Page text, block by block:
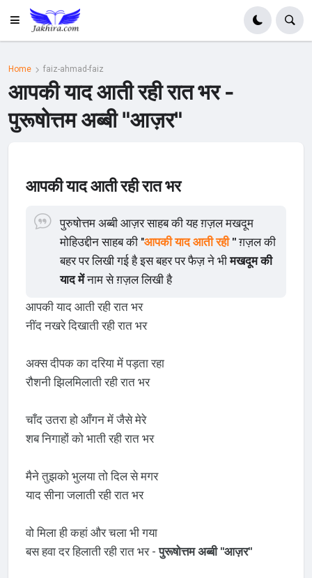
Home faiz-ahmad-faiz
आपकी याद आती रही रात भर -
पुरूषोत्तम अब्बी "आज़र"
आपकी याद आती रही रात भर
पुरुषोत्तम अब्बी आज़र साहब की यह ग़ज़ल मखदूम
मोहिउद्दीन साहब की "आपकी याद आती रही"ग़ज़ल की
बहर पर लिखी गई है इस बहर पर फैज़ ने भीमखदूम की
याद मेंनाम से ग़ज़ल लिखी है
आपकी याद आती रही रात भर
नींद नखरे दिखाती रही रात भर
अक्स दीपक का दरिया में पड़ता रहा
रौशनी झिलमिलाती रही रात भर
चाँद उतरा हो आँगन में जैसे मेरे
शब निगाहों को भाती रही रात भर
मैने तुझको भुलया तो दिल से मगर
याद सीना जलाती रही रात भर
वो मिला ही कहां और चला भी गया
बस हवा दर हिलाती रही रात भर -पुरूषोत्तम अब्बी "आज़र"